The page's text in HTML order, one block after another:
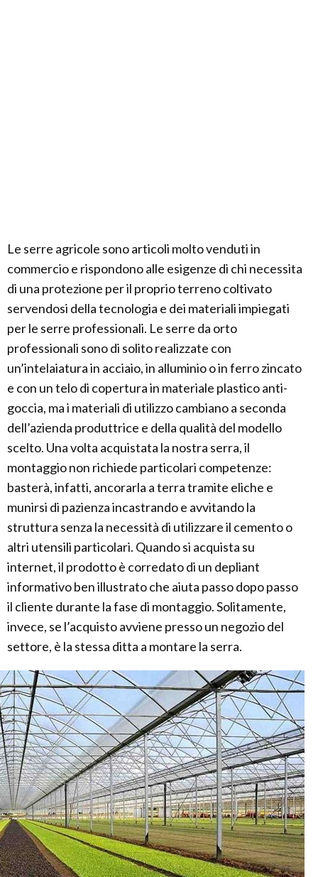
Le serre agricole sono articoli molto venduti in
commercio e rispondono alle esigenze di chi necessita
di una protezione per il proprio terreno coltivato
servendosi della tecnologia e dei materiali impiegati
per le serre professionali. Le serre da orto
professionali sono di solito realizzate con
un’intelaiatura in acciaio, in alluminio o in ferro zincato
e con un telo di copertura in materiale plastico anti-
goccia, ma i materiali di utilizzo cambiano a seconda
dell’azienda produttrice e della qualità del modello
scelto. Una volta acquistata la nostra serra, il
montaggio non richiede particolari competenze:
basterà, infatti, ancorarla a terra tramite eliche e
munirsi di pazienza incastrando e avvitando la
struttura senza la necessità di utilizzare il cemento o
altri utensili particolari. Quando si acquista su
internet, il prodotto è corredato di un depliant
informativo ben illustrato che aiuta passo dopo passo
il cliente durante la fase di montaggio. Solitamente,
invece, se l’acquisto avviene presso un negozio del
settore, è la stessa ditta a montare la serra.